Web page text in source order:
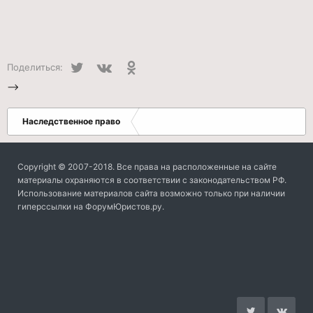
Поделиться: Twitter
-->
Наследственное право
Copyright © 2007-2018. Все права на расположенные на сайте
материалы охраняются в соответствии с законодательством РФ.
Использование материалов сайта возможно только при наличии
гиперссылки на ФорумЮристов.ру.